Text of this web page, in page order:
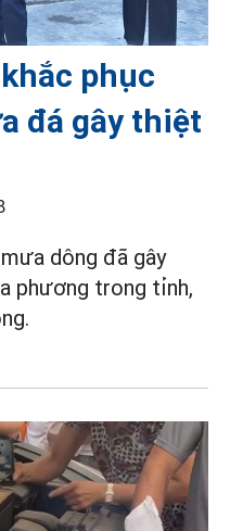
phục
đá gây thiệt
dông đã gây
phương trong tỉnh,